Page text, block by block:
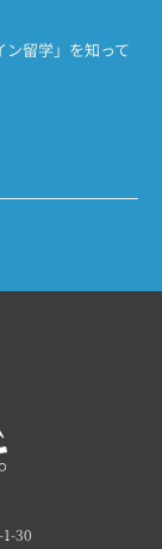
留学」を知って
30